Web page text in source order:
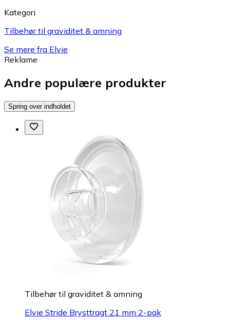
Kategori
Tilbehør til graviditet & amning
Se mere fra Elvie
Reklame
Andre populære produkter
Spring over indholdet
Tilbehør til graviditet & amning
Elvie Stride Brysttragt 21 mm 2-pak